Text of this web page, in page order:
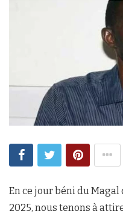
En ce jour béni du Magal
2025, nous tenons à